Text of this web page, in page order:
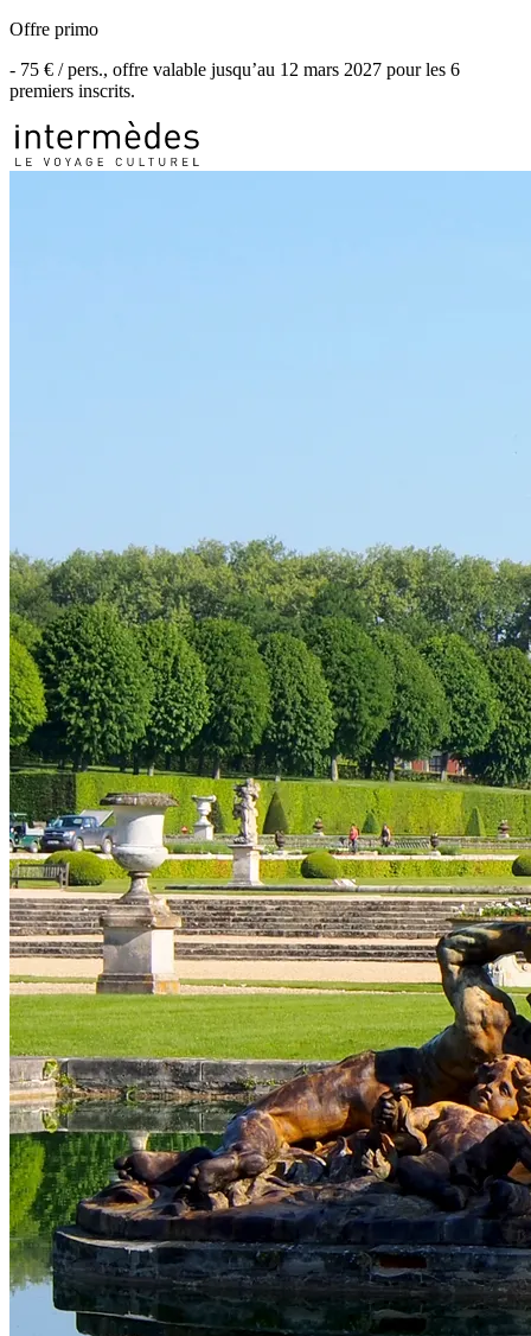
Offre primo
- 75 € / pers., offre valable jusqu’au 12 mars 2027 pour les 6
premiers inscrits.